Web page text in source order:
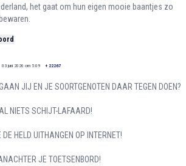
het gaat om hun eigen mooie baantjes zo
03 juni 2026 om 5:09 + 22267
JIJ EN JE SOORTGENOTEN DAAR TEGEN DOEN?
NIETS SCHIJT-LAFAARD!
DE HELD UITHANGEN OP INTERNET!
JE TOETSENBORD!